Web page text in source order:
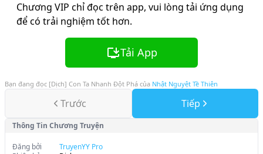
Chương VIP chỉ đọc trên app, vui lòng tải ứng dụng
để có trải nghiệm tốt hơn.
Tải App
Bạn đang đọc [Dịch] Con Ta Nhanh Đột Phá của Nhật Nguyệt Tề Thiên
Trước Tiếp
Thông Tin Chương Truyện
Đăng bởi
TruyenYY Pro